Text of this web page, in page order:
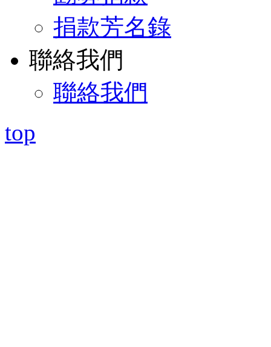
捐款芳名錄
聯絡我們
聯絡我們
top